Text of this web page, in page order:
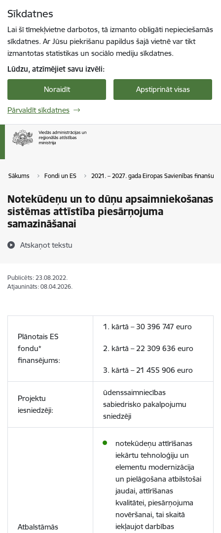
Sīkdatnes
Lai šī tīmekļvietne darbotos, tā izmanto obligāti nepieciešamās
sīkdatnes. Ar Jūsu piekrišanu papildus šajā vietnē var tikt
izmantotas statistikas un sociālo mediju sīkdatnes.
Lūdzu, atzīmējiet savu izvēli:
Noraidīt Apstiprināt visas
Pārvaldīt sīkdatnes
Sākums Fondi un ES 2021. – 2027. gada Eiropas Savienības finanšu
Notekūdeņu un to dūņu apsaimniekošanas
sistēmas attīstība piesārņojuma
samazināšanai
Atskaņot tekstu
Publicēts: 23.08.2022.
Atjaunināts: 08.04.2026.
Plānotais ES
fondu*
finansējums:
1. kārtā –30 396 747 euro
2. kārtā – 22 309 636 euro
3. kārtā – 21 455 906 euro
Projektu
iesniedzēji:
ūdenssaimniecības
sabiedrisko pakalpojumu
sniedzēji
Atbalstāmās
notekūdeņu attīrīšanas
iekārtu tehnoloģiju un
elementu modernizācija
un pielāgošana atbilstošai
jaudai, attīrīšanas
kvalitātei, piesārņojuma
novēršanai, tai skaitā
iekļaujot darbības